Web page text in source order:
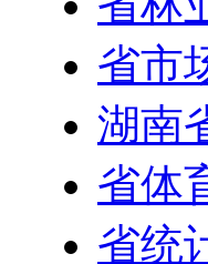
省市
湖南
省体
省统